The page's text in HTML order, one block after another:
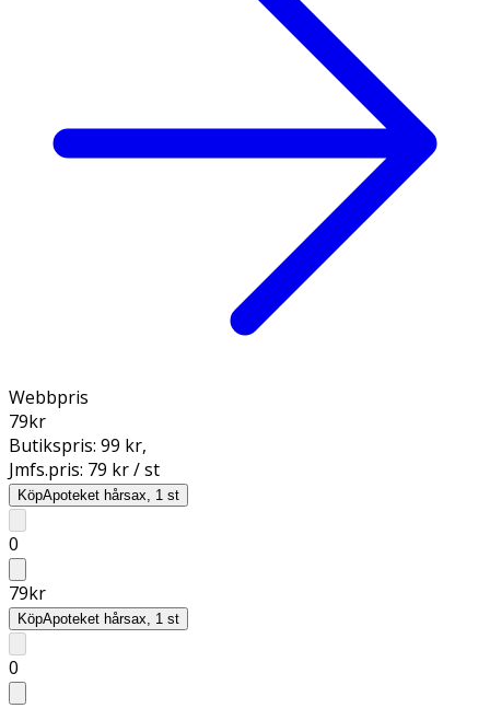
Webbpris
79kr
Butikspris: 99 kr,
Jmfs.pris: 79 kr / st
KöpApoteket hårsax, 1 st
0
79kr
KöpApoteket hårsax, 1 st
0